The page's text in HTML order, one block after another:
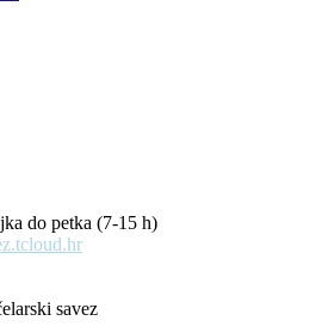
do petka (7-15 h)
savez